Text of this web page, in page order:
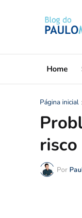
Home
Página inicial
Por